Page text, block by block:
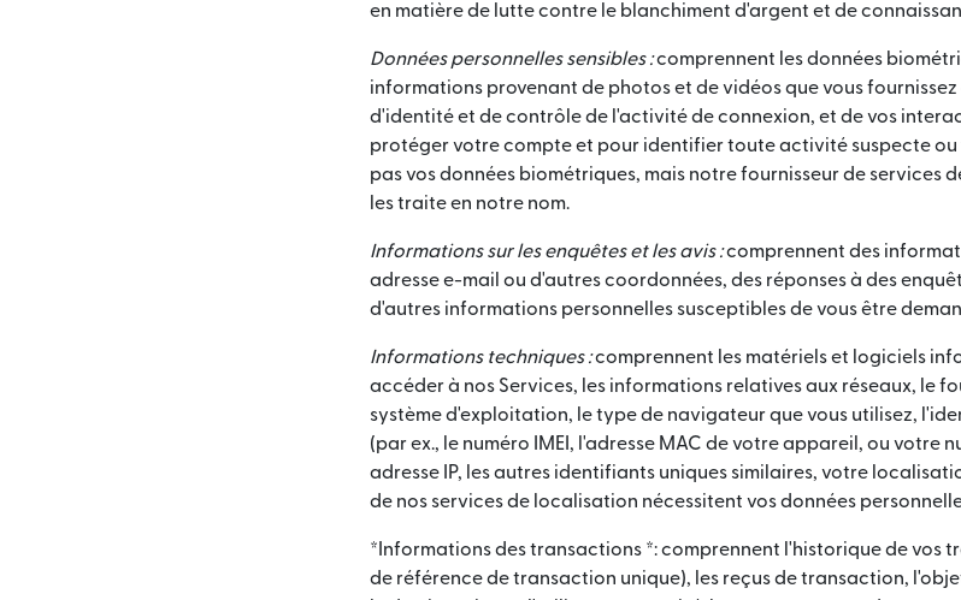
en matière de lutte contre le blanchiment d'argent et de
Données personnelles sensibles :comprennent les données
informations provenant de photos et de vidéos que vous
d'identité et de contrôle de l'activité de connexion, et de vos
protéger votre compte et pour identifier toute activité suspecte ou
pas vos données biométriques, mais notre fournisseur de services
les traite en notre nom.
Informations sur les enquêtes et les avis :comprennent des
adresse e-mail ou d'autres coordonnées, des réponses à des
d'autres informations personnelles susceptibles de vous être
Informations techniques :comprennent les matériels et logiciels
accéder à nos Services, les informations relatives aux réseaux, le
système d'exploitation, le type de navigateur que vous utilisez,
(par ex., le numéro IMEI, l'adresse MAC de votre appareil, ou votre
adresse IP, les autres identifiants uniques similaires, votre
de nos services de localisation nécessitent vos données
*Informations des transactions *: comprennent l'historique de vos
de référence de transaction unique), les reçus de transaction,